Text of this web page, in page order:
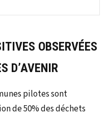
OBSERVÉES
D’AVENIR
pilotes sont
de 50% des déchets